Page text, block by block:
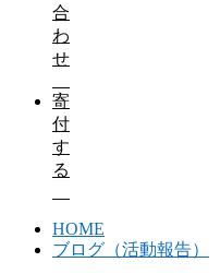
合
わ
せ
寄
付
す
る
HOME
ブログ（活動報告）